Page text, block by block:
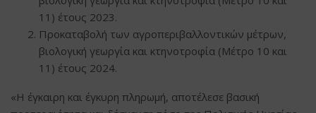
11) έτους 2023.
Προκαταβολή των αγροπεριβαλλοντικών μέτρων,
βιολογική γεωργία και κτηνοτροφία (Μέτρο 10 και
11) έτους 2024.
«Η έγκαιρη και έγκυρη πληρωμή, αποτέλεσε βασική